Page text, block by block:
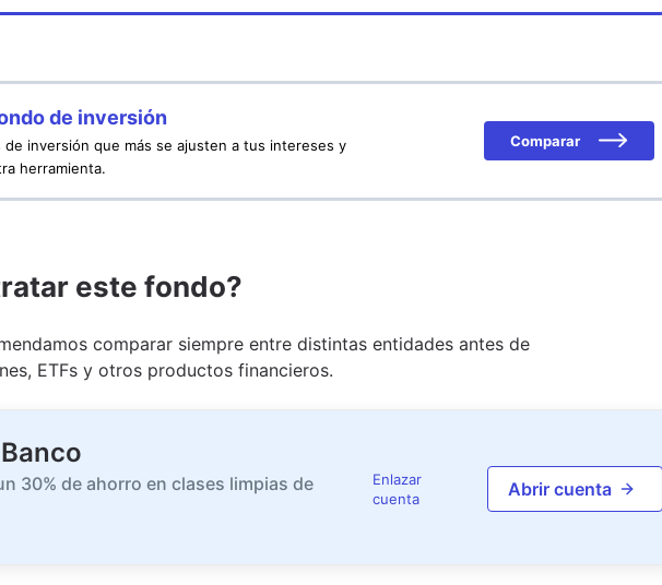
de inversión
de inversión que más se ajusten a tus intereses y
herramienta.
Comparar
este fondo?
comparar siempre entre distintas entidades antes de
ETFs y otros productos financieros.
30% de ahorro en clases limpias de
Enlazar
cuenta
Abrir cuenta